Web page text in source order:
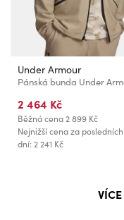
Under Armour
2 464 Kč
Běžná cena2 899 Kč
Nejnižší cena za
dní: 2 241 Kč